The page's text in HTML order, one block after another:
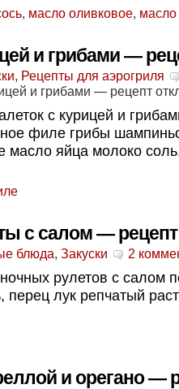
, масло оливковое, масло
и грибами —
, Рецепты для аэрогриля
и грибами — рецепт
с курицей и
филе грибы
масло яйца молоко
с салом — рецепт
блюда, Закуски 2
рулетов с салом
перец лук репчатый
и орегано —